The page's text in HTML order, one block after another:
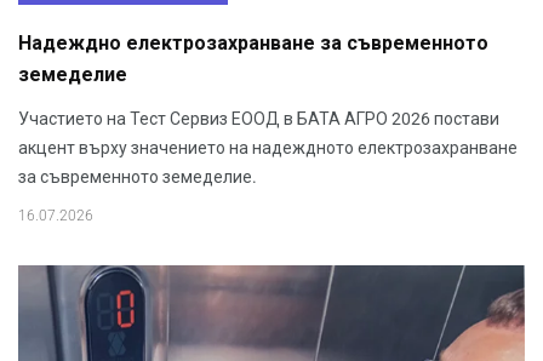
Надеждно електрозахранване за съвременното
земеделие
Участието на Тест Сервиз ЕООД в БАТА АГРО 2026 постави
акцент върху значението на надеждното електрозахранване
за съвременното земеделие.
16.07.2026